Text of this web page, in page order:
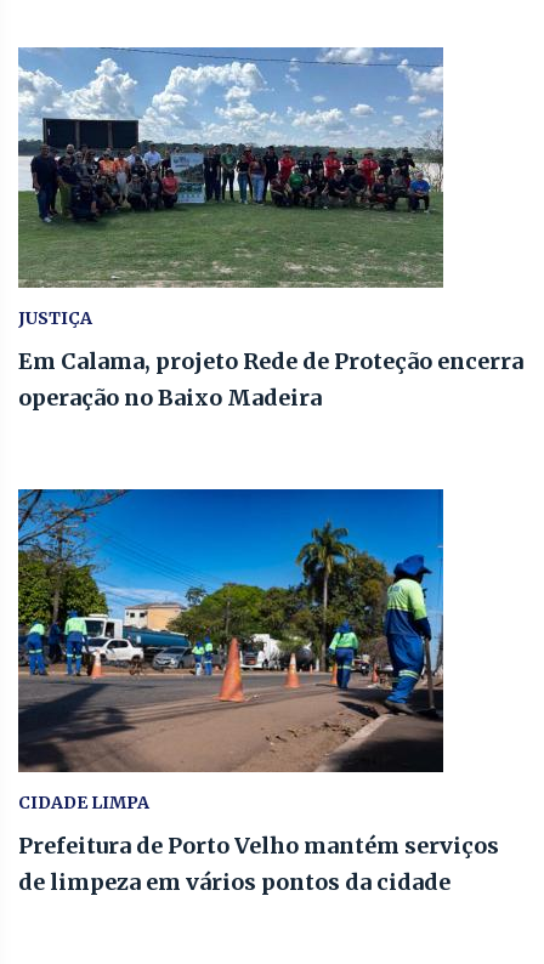
JUSTIÇA
Em Calama, projeto Rede de Proteção encerra
operação no Baixo Madeira
CIDADE LIMPA
Prefeitura de Porto Velho mantém serviços
de limpeza em vários pontos da cidade